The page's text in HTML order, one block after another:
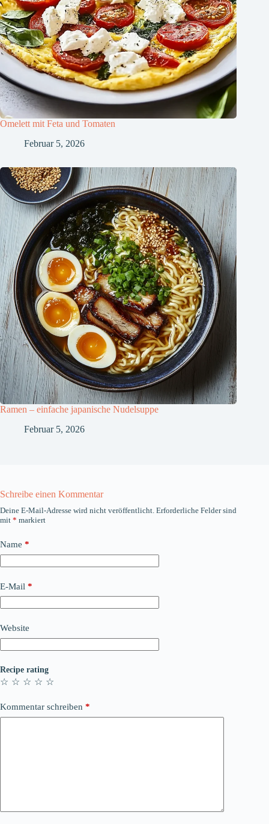
Omelett mit Feta und Tomaten
Februar 5, 2026
Ramen – einfache japanische Nudelsuppe
Februar 5, 2026
Schreibe einen Kommentar
Deine E-Mail-Adresse wird nicht veröffentlicht. Erforderliche Felder sind
mit * markiert
Name *
E-Mail *
Website
Recipe rating
☆
☆
☆
☆
☆
Kommentar schreiben *